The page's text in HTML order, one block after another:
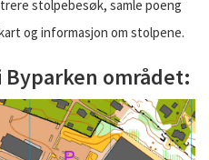
stolpebesøk, samle poeng
og informasjon om stolpene.
området: